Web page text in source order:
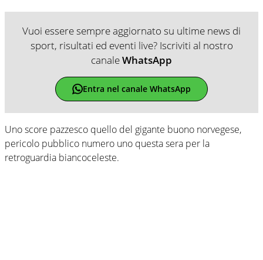
Vuoi essere sempre aggiornato su ultime news di
sport, risultati ed eventi live? Iscriviti al nostro
canaleWhatsApp
Entra nel canale WhatsApp
Uno score pazzesco quello del gigante buono norvegese,
pericolo pubblico numero uno questa sera per la
retroguardia biancoceleste.